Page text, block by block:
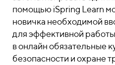
помощью iSpring Learn
новичка необходимой
для эффективной
в онлайн обязательные
безопасности и охране